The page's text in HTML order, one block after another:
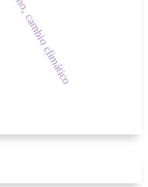
hidrógeno, cambio climático